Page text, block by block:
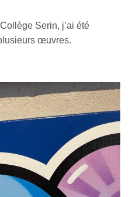
Serin, j’ai été
œuvres.